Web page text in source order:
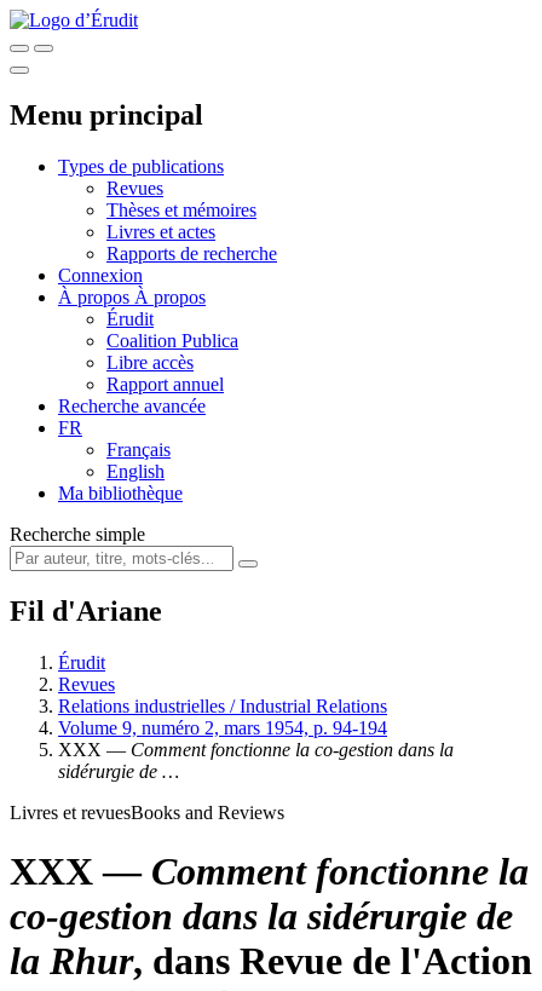
Menu principal
Types de publications
Revues
Thèses et mémoires
Livres et actes
Rapports de recherche
Connexion
À propos À propos
Érudit
Coalition Publica
Libre accès
Rapport annuel
Recherche avancée
FR
Français
English
Ma bibliothèque
Recherche simple
Fil d'Ariane
Érudit
Revues
Relations industrielles / Industrial Relations
Volume 9, numéro 2, mars 1954, p. 94-194
XXX — Comment fonctionne la co-gestion dans la
sidérurgie de …
Livres et revuesBooks and Reviews
XXX — Comment fonctionne la
co-gestion dans la sidérurgie de
la Rhur, dans Revue de l'Action